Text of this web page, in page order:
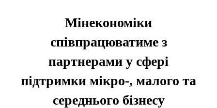
Мінекономіки
співпрацюватиме з
партнерами у сфері
підтримки мікро-, малого та
середнього бізнесу